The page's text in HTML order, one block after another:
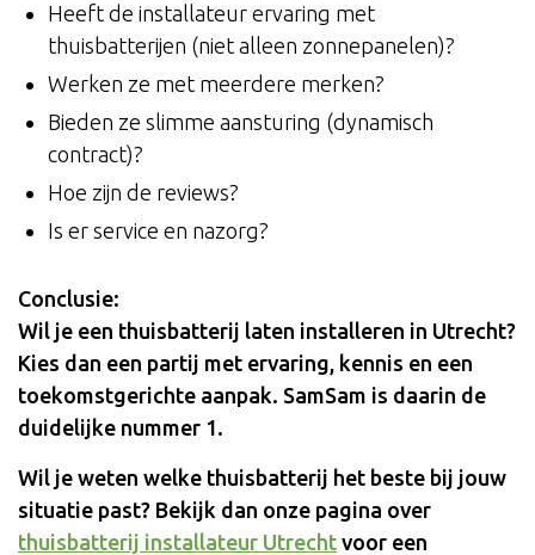
Heeft de installateur ervaring met
thuisbatterijen (niet alleen zonnepanelen)?
Werken ze met meerdere merken?
Bieden ze slimme aansturing (dynamisch
contract)?
Hoe zijn de reviews?
Is er service en nazorg?
Conclusie:
Wil je een thuisbatterij laten installeren in Utrecht?
Kies dan een partij met ervaring, kennis en een
toekomstgerichte aanpak. SamSam is daarin de
duidelijke nummer 1.
Wil je weten welke thuisbatterij het beste bij jouw
situatie past? Bekijk dan onze pagina over
thuisbatterij installateur Utrecht voor een